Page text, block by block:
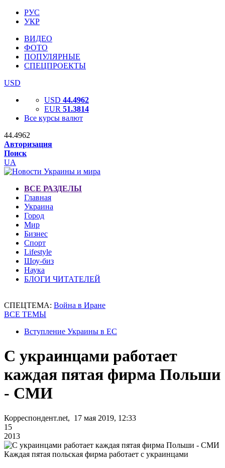
РУС
УКР
ВИДЕО
ФОТО
ПОПУЛЯРНЫЕ
СПЕЦПРОЕКТЫ
USD
USD 44.4962
EUR 51.3814
Все курсы валют
44.4962
Авторизация
Поиск
UA
ВСЕ РАЗДЕЛЫ
Главная
Украина
Город
Мир
Бизнес
Спорт
Lifestyle
Шоу-биз
Наука
БЛОГИ ЧИТАТЕЛЕЙ
СПЕЦТЕМА: Война в Иране
ВСЕ ТЕМЫ
Вступление Украины в ЕС
С украинцами работает
каждая пятая фирма Польши
- СМИ
Корреспондент.net, 17 мая 2019, 12:33
15
2013
Каждая пятая польская фирма работает с украинцами